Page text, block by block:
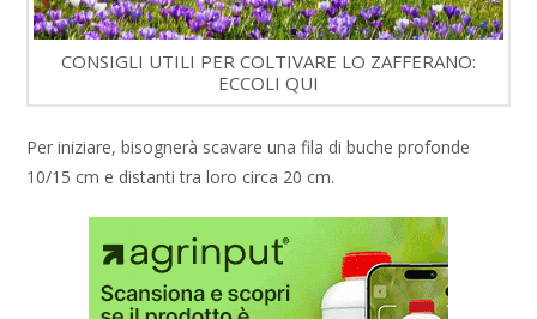
CONSIGLI UTILI PER COLTIVARE LO ZAFFERANO:
ECCOLI QUI
Per iniziare, bisognerà scavare una fila di buche profonde
10/15 cm e distanti tra loro circa 20 cm.